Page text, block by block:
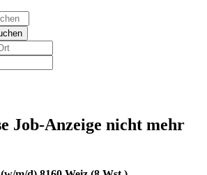
Job-Anzeige nicht mehr